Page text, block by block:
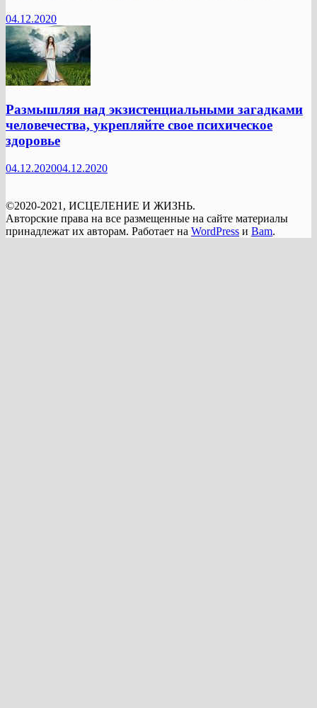
04.12.2020
Размышляя над экзистенциальными загадками
человечества, укрепляйте свое психическое
здоровье
04.12.202004.12.2020
©2020-2021, ИСЦЕЛЕНИЕ И ЖИЗНЬ.
Авторские права на все размещенные на сайте материалы
принадлежат их авторам. Работает на WordPress и Bam.